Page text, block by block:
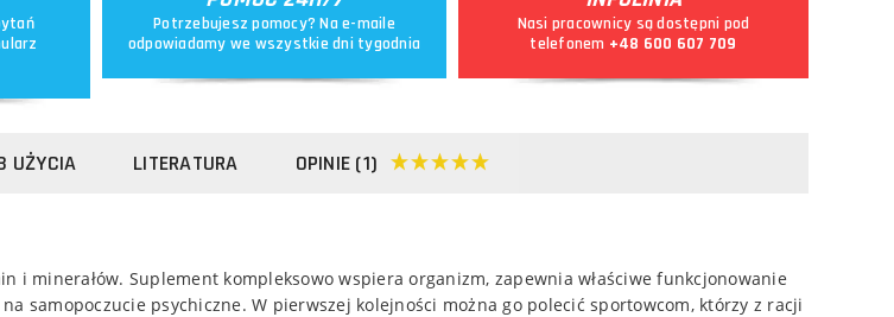
Potrzebujesz pomocy? Na e-maile
odpowiadamy we wszystkie dni tygodnia
Nasi pracownicy są dostępni pod
telefonem +48 600 607 709
UŻYCIA LITERATURA OPINIE (1)
i minerałów. Suplement kompleksowo wspiera organizm, zapewnia właściwe funkcjonowanie
samopoczucie psychiczne. W pierwszej kolejności można go polecić sportowcom, którzy z racji